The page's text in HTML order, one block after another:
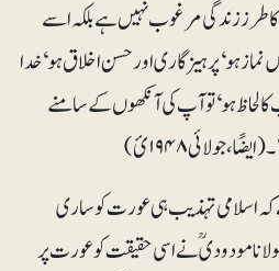
زندگی مرغوب نہیں ہے بلکہ اسے
ہو‘ پرہیزگاری اور حسن اخلاق ہو‘ خدا
لحاظ ہو‘ تو آپ کی آنکھوں کے سامنے
جولائی ۱۹۴۸ئ)
اسلامی تہذیب ہی عورت کو ساری
مودودیؒ نے اسی حقیقت کو عورت پر